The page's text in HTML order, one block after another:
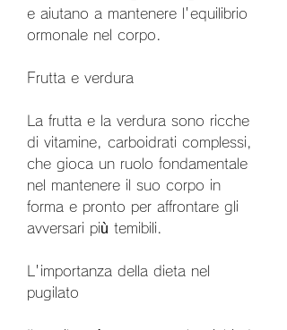
e aiutano a mantenere l'equilibrio
ormonale nel corpo.
Frutta e verdura
La frutta e la verdura sono ricche
di vitamine, carboidrati complessi,
che gioca un ruolo fondamentale
nel mantenere il suo corpo in
forma e pronto per affrontare gli
avversari più temibili.
L'importanza della dieta nel
pugilato